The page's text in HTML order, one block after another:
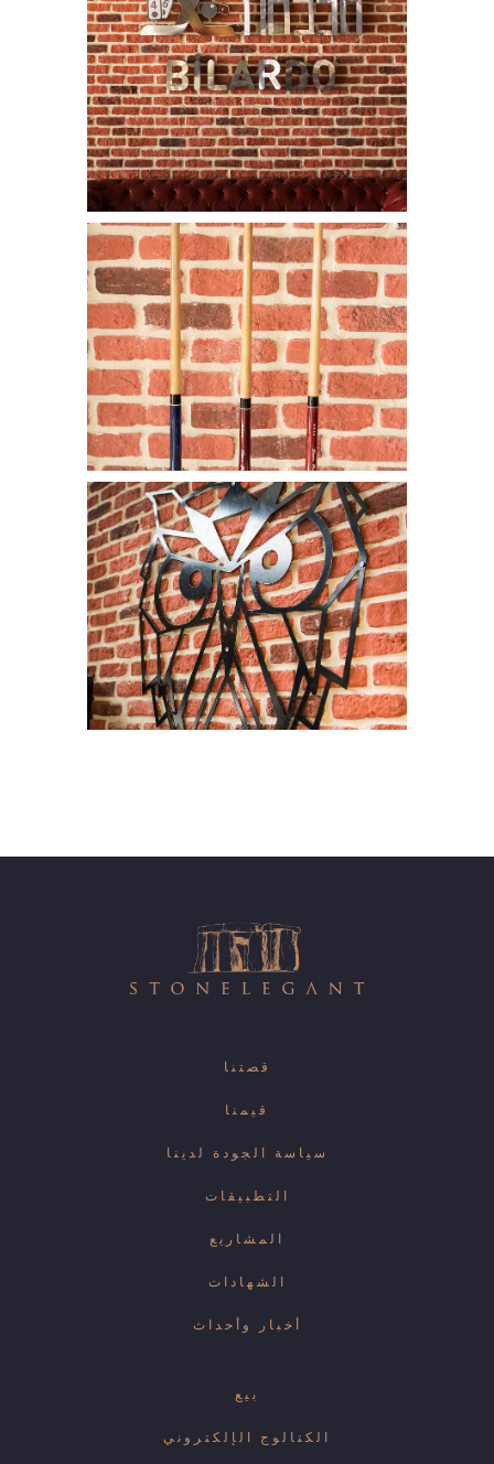
قصتنا
قيمنا
سياسة الجودة لدينا
التطبيقات
المشاريع
الشهادات
أخبار وأحداث
بيع
الكتالوج الإلكتروني